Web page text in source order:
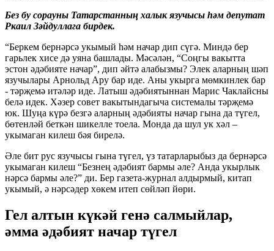
Без бу сорауны Татарстанның халык язучысы һәм депутат
Ркаил Зәйдуллага бирдек.
“Беркем бернәрсә укымый һәм начар дип сүгә. Миндә бер
гарьлек хисе дә уяна башлады. Мәсәлән, “Соңгы вакытта
эстон әдәбияте начар”, дип әйтә алабызмы? Элек аларның шәп
язучылары Арнольд Ару бар иде. Аны укырга мөмкинлек бар
- тәрҗемә итәләр иде. Латыш әдәбиятыннан Марис Чаклайсны
белә идек. Хәзер совет вакытындагыча системалы тәрҗемә
юк. Шуңа күрә безгә аларның әдәбияты начар гына да түгел,
бөтенләй беткән шикелле тоела. Монда да шул ук хәл –
укымаган килеш бәя бирелә.
Әле бит рус язучысы гына түгел, үз татарларыбыз да бернәрсә
укымаган килеш “Безнең әдәбият бармы әле? Анда укырлык
нәрсә бармы әле?” ди. Бер газета-журнал алдырмый, китап
укымый, ә нәрсәдер хөкем итеп сөйләп йөри.
Гел алтын күкәй генә салмыйлар,
әмма әдәбият начар түгел